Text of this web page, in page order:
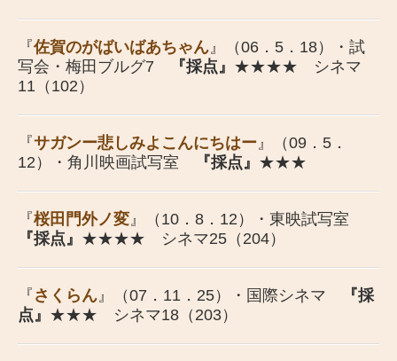
『佐賀のがばいばあちゃん 』（06．5．18）・試
写会・梅田ブルグ7
『採点』 ★★★★ シネマ
11（102）
『サガンー悲しみよこんにちはー 』（09．5．
12）・角川映画試写室
『採点』 ★★★
『桜田門外ノ変 』（10．8．12）・東映試写室
『採点』 ★★★★ シネマ25（204）
『 さくらん 』（07．11．25）・国際シネマ
『採
点』 ★★★ シネマ18（203）